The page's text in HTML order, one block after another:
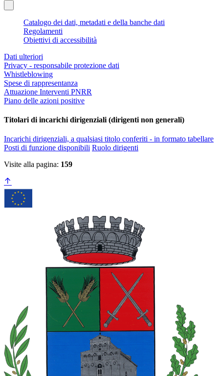
Catalogo dei dati, metadati e della banche dati
Regolamenti
Obiettivi di accessibilità
Dati ulteriori
Privacy - responsabile protezione dati
Whistleblowing
Spese di rappresentanza
Attuazione Interventi PNRR
Piano delle azioni positive
Titolari di incarichi dirigenziali (dirigenti non generali)
Incarichi dirigenziali, a qualsiasi titolo conferiti - in formato tabellare
Posti di funzione disponibili Ruolo dirigenti
Visite alla pagina: 159